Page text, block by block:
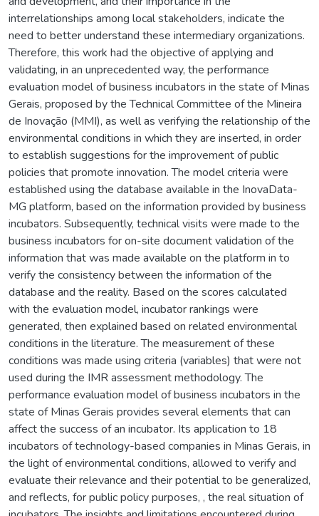
interrelationships among local stakeholders, indicate the
need to better understand these intermediary organizations.
Therefore, this work had the objective of applying and
validating, in an unprecedented way, the performance
evaluation model of business incubators in the state of Minas
Gerais, proposed by the Technical Committee of the Mineira
de Inovação (MMI), as well as verifying the relationship of the
environmental conditions in which they are inserted, in order
to establish suggestions for the improvement of public
policies that promote innovation. The model criteria were
established using the database available in the InovaData-
MG platform, based on the information provided by business
incubators. Subsequently, technical visits were made to the
business incubators for on-site document validation of the
information that was made available on the platform in to
verify the consistency between the information of the
database and the reality. Based on the scores calculated
with the evaluation model, incubator rankings were
generated, then explained based on related environmental
conditions in the literature. The measurement of these
conditions was made using criteria (variables) that were not
used during the IMR assessment methodology. The
performance evaluation model of business incubators in the
state of Minas Gerais provides several elements that can
affect the success of an incubator. Its application to 18
incubators of technology-based companies in Minas Gerais, in
the light of environmental conditions, allowed to verify and
evaluate their relevance and their potential to be generalized,
and reflects, for public policy purposes, , the real situation of